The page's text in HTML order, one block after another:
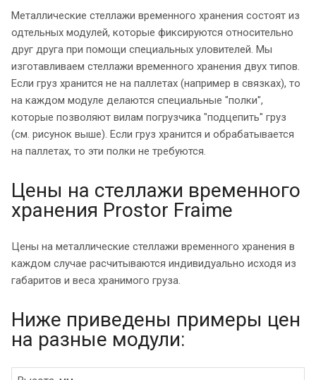
Металлические стеллажи временного хранения состоят из
одтельных модулей, которые фиксируются относительно
друг друга при помощи специальных уловителей. Мы
изготавливаем стеллажи временного хранения двух типов.
Если груз хранится не на паллетах (например в связках), то
на каждом модуле делаются специальные "полки",
которые позволяют вилам погрузчика "подцепить" груз
(см. рисунок выше). Если груз хранится и обрабатывается
на паллетах, то эти полки не требуются.
Цены на стеллажи временного
хранения Prostor Fraime
Цены на металлические стеллажи временного хранения в
каждом случае расчитываются индивидуально исходя из
габаритов и веса хранимого груза.
Ниже приведены примеры цен
на разные модули: